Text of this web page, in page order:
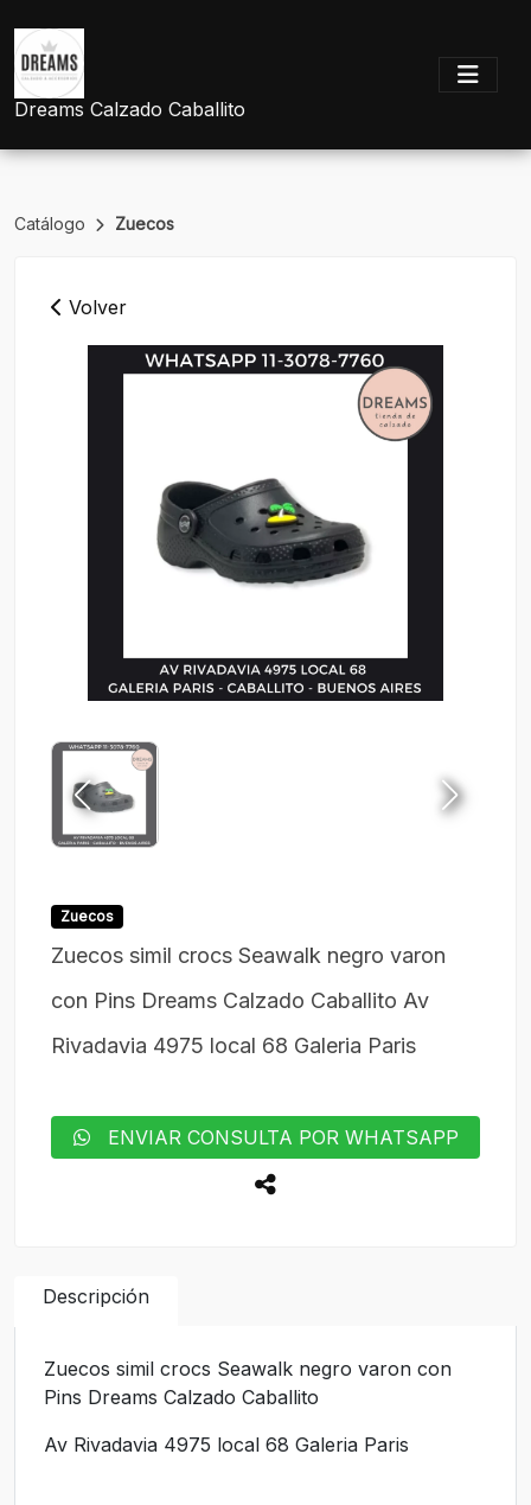
Dreams Calzado Caballito
Catálogo Zuecos
Volver
Zuecos
Zuecos simil crocs Seawalk negro varon
con Pins Dreams Calzado Caballito Av
Rivadavia 4975 local 68 Galeria Paris
ENVIAR CONSULTA POR WHATSAPP
Descripción
Zuecos simil crocs Seawalk negro varon con
Pins Dreams Calzado Caballito
Av Rivadavia 4975 local 68 Galeria Paris